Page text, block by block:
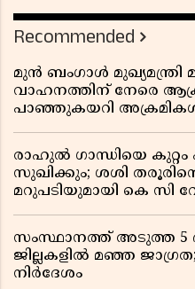
Recommended
മുൻ ബംഗാൾ
വാഹനത്തിന് നേരെ
പാഞ്ഞുകയറി
രാഹുൽ ഗാന്ധിയെ
സുഖിക്കും; ശശി
മറുപടിയുമായി കെ
സംസ്ഥാനത്ത് അടുത്ത 5
ജില്ലകളിൽ മഞ്ഞ
നിർദേശം